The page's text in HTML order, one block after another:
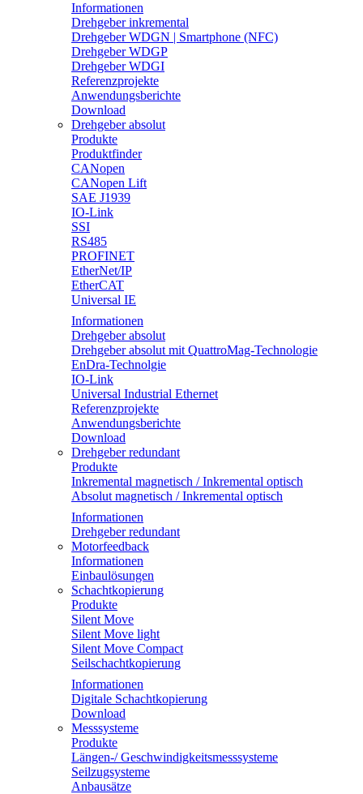
Informationen
Drehgeber inkremental
Drehgeber WDGN | Smartphone (NFC)
Drehgeber WDGP
Drehgeber WDGI
Referenzprojekte
Anwendungsberichte
Download
Drehgeber absolut
Produkte
Produktfinder
CANopen
CANopen Lift
SAE J1939
IO-Link
SSI
RS485
PROFINET
EtherNet/IP
EtherCAT
Universal IE
Informationen
Drehgeber absolut
Drehgeber absolut mit QuattroMag-Technologie
EnDra-Technolgie
IO-Link
Universal Industrial Ethernet
Referenzprojekte
Anwendungsberichte
Download
Drehgeber redundant
Produkte
Inkremental magnetisch / Inkremental optisch
Absolut magnetisch / Inkremental optisch
Informationen
Drehgeber redundant
Motorfeedback
Informationen
Einbaulösungen
Schachtkopierung
Produkte
Silent Move
Silent Move light
Silent Move Compact
Seilschachtkopierung
Informationen
Digitale Schachtkopierung
Download
Messsysteme
Produkte
Längen-/ Geschwindigkeitsmesssysteme
Seilzugsysteme
Anbausätze